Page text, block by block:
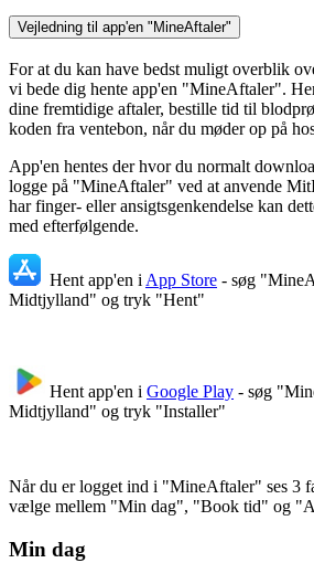
Vejledning til app'en "MineAftaler"
For at du kan have bedst muligt overblik
vi bede dig hente app'en "MineAftaler".
dine fremtidige aftaler, bestille tid til
koden fra ventebon, når du møder op på
App'en hentes der hvor du normalt
logge på "MineAftaler" ved at anvende
har finger- eller ansigtsgenkendelse kan
med efterfølgende.
Hent app'en i App Store - søg
Midtjylland" og tryk "Hent"
Hent app'en i Google Play - søg
Midtjylland" og tryk "Installer"
Når du er logget ind i "MineAftaler" ses 3
vælge mellem "Min dag", "Book tid" og
Min dag